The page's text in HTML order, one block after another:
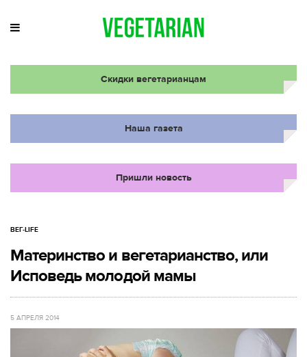
Скидки вегетарианцам
Наша газета
Пришли новость
ВЕГ-LIFE
Материнство и вегетарианство, или
Исповедь молодой мамы
5 АПРЕЛЯ 2014